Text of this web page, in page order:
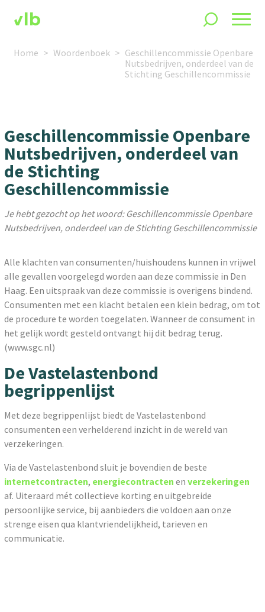
Home Woordenboek
Geschillencommissie Openbare
Nutsbedrijven, onderdeel van de
Stichting Geschillencommissie
Geschillencommissie Openbare
Nutsbedrijven, onderdeel van
de Stichting
Geschillencommissie
Je hebt gezocht op het woord: Geschillencommissie Openbare
Nutsbedrijven, onderdeel van de Stichting Geschillencommissie
Alle klachten van consumenten/huishoudens kunnen in vrijwel
alle gevallen voorgelegd worden aan deze commissie in Den
Haag. Een uitspraak van deze commissie is overigens bindend.
Consumenten met een klacht betalen een klein bedrag, om tot
de procedure te worden toegelaten. Wanneer de consument in
het gelijk wordt gesteld ontvangt hij dit bedrag terug.
(www.sgc.nl)
De Vastelastenbond
begrippenlijst
Met deze begrippenlijst biedt de Vastelastenbond
consumenten een verhelderend inzicht in de wereld van
verzekeringen.
Via de Vastelastenbond sluit je bovendien de beste
internetcontracten, energiecontracten enverzekeringen
af. Uiteraard mét collectieve korting en uitgebreide
persoonlijke service, bij aanbieders die voldoen aan onze
strenge eisen qua klantvriendelijkheid, tarieven en
communicatie.